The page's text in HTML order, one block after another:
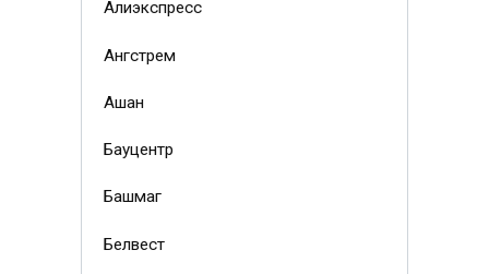
Алиэкспресс
Ангстрем
Ашан
Бауцентр
Башмаг
Белвест